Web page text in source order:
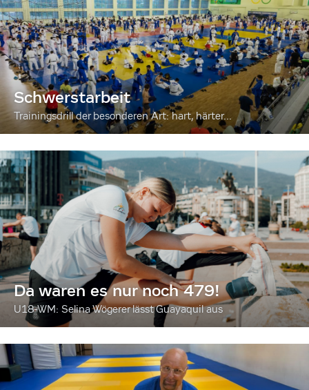
Schwerstarbeit
Trainingsdrill der besonderen Art: hart, härter...
Da waren es nur noch 479!
U18-WM: Selina Wögerer lässt Guayaquil aus